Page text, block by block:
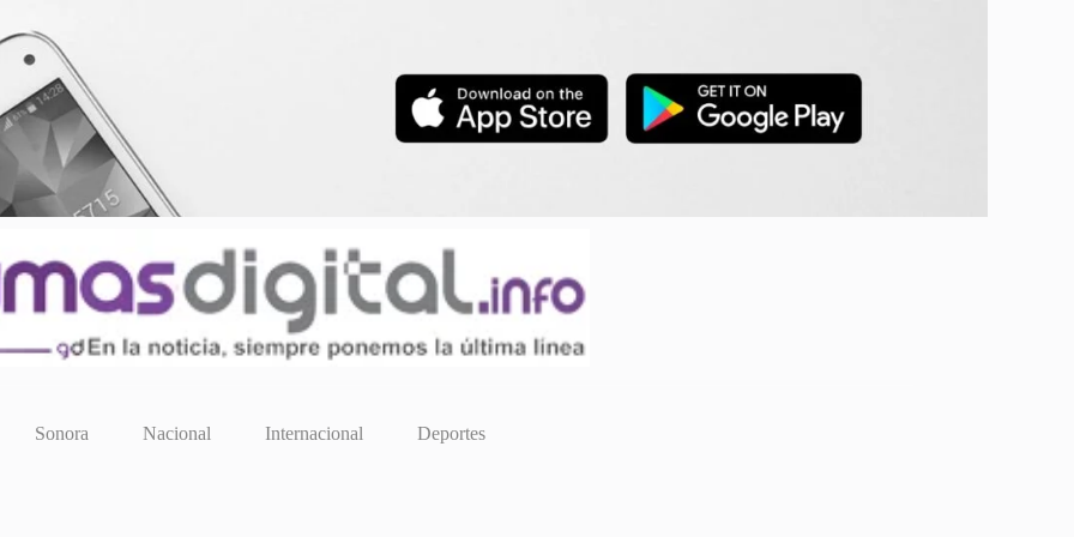
Sonora Nacional Internacional Deportes